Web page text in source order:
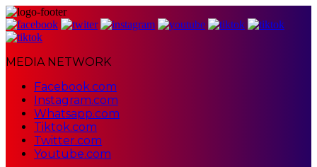
MEDIA NETWORK
Facebook.com
Instagram.com
Whatsapp.com
Tiktok.com
Twitter.com
Youtube.com